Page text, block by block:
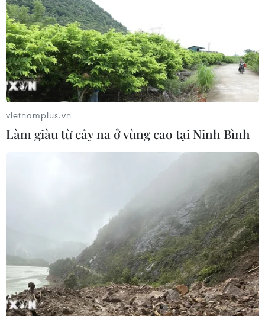
03/08/2026 11:26
Tác phẩm điện ảnh “Mưa đỏ” và
hành trình gắn kết chiến lược Việt-
Lào
03/08/2026 07:23
ASEAN thúc đẩy xây dựng cơ chế dự
Indonesia: Phà chở 271 người bốc
cháy trên Biển Java, 41 người mất tích
02/08/2026 11:16
Lễ thượng cờ kỷ niệm 59 năm Ngày
vietnamplus.vn
Làm giàu từ cây na ở vùng cao tại Ninh Bình